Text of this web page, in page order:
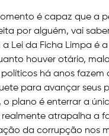
é capaz que a
por alguém, vai
Lei da Ficha Limpa é
houver otário,
políticos há anos
para avançar seus
o plano é enterrar a
atrapalha a
da corrupção nos